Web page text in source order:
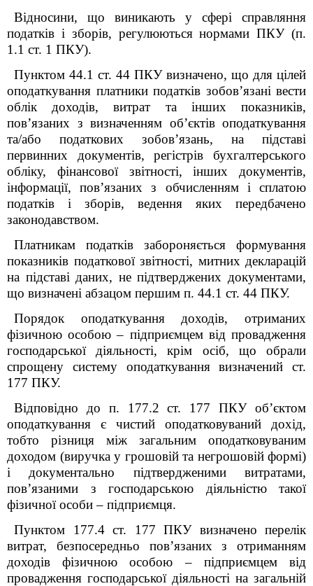
Відносини, що виникають у сфері справляння
податків і зборів, регулюються нормами ПКУ (п.
1.1 ст. 1 ПКУ).
Пунктом 44.1 ст. 44 ПКУ визначено, що для цілей
оподаткування платники податків зобов’язані вести
облік доходів, витрат та інших показників,
пов’язаних з визначенням об’єктів оподаткування
та/або податкових зобов’язань, на підставі
первинних документів, регістрів бухгалтерського
обліку, фінансової звітності, інших документів,
інформації, пов’язаних з обчисленням і сплатою
податків і зборів, ведення яких передбачено
законодавством.
Платникам податків забороняється формування
показників податкової звітності, митних декларацій
на підставі даних, не підтверджених документами,
що визначені абзацом першим п. 44.1 ст. 44 ПКУ.
Порядок оподаткування доходів, отриманих
фізичною особою – підприємцем від провадження
господарської діяльності, крім осіб, що обрали
спрощену систему оподаткування визначений ст.
177 ПКУ.
Відповідно до п. 177.2 ст. 177 ПКУ об’єктом
оподаткування є чистий оподатковуваний дохід,
тобто різниця між загальним оподатковуваним
доходом (виручка у грошовій та негрошовій формі)
і документально підтвердженими витратами,
пов’язаними з господарською діяльністю такої
фізичної особи – підприємця.
Пунктом 177.4 ст. 177 ПКУ визначено перелік
витрат, безпосередньо пов’язаних з отриманням
доходів фізичною особою – підприємцем від
провадження господарської діяльності на загальній